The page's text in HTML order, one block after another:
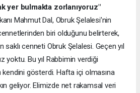
yer bulmakta zorlanıyoruz"
Mahmut Dal, Obruk Şelalesi’nin
biri olduğunu belirterek,
saklı cenneti Obruk Şelalesi. Geçen yıl
yoktu. Bu yıl Rabbimin verdiği
kendini gösterdi. Hafta içi olmasına
geliyor. Elimizde net rakamsal veri